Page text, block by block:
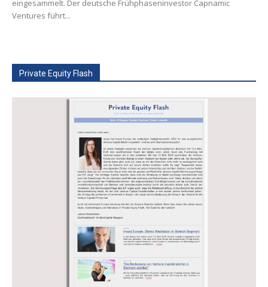
eingesammelt. Der deutsche Frühphaseninvestor Capnamic
Ventures führt...
Private Equity Flash